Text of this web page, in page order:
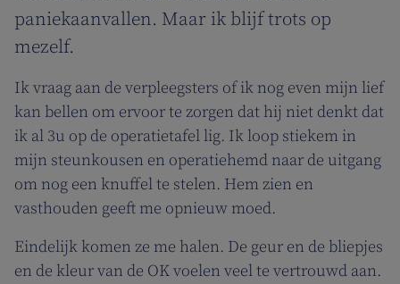
paniekaanvallen. Maar ik blijf trots op
mezelf.
Ik vraag aan de verpleegsters of ik nog even mijn lief
kan bellen om ervoor te zorgen dat hij niet denkt dat
ik al 3u op de operatietafel lig. Ik loop stiekem in
mijn steunkousen en operatiehemd naar de uitgang
om nog een knuffel te stelen. Hem zien en
vasthouden geeft me opnieuw moed.
Eindelijk komen ze me halen. De geur en de bliepjes
en de kleur van de OK voelen veel te vertrouwd aan.